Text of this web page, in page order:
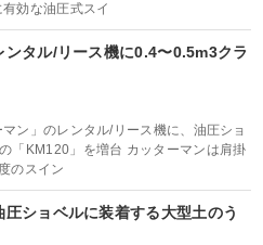
効な油圧式スイ
ンタル/リース機に0.4〜0.5m3クラ
ン」のレンタル/リース機に、油圧ショ
「KM120」を増台 カッターマンは肩掛
のスイン
圧ショベルに装着する大型土のう